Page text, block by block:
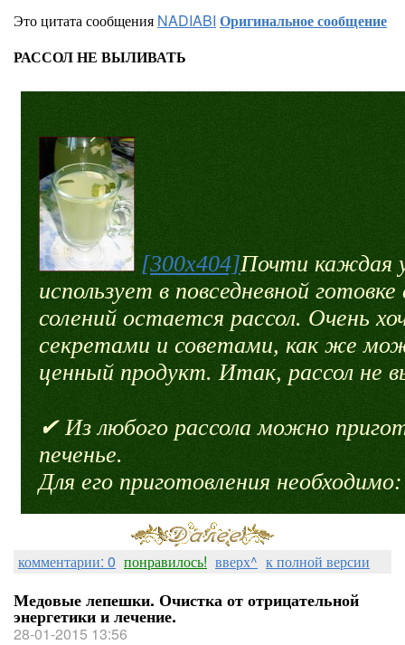
Это цитата сообщения NADIABI Оригинальное сообщение
РАССОЛ НЕ ВЫЛИВАТЬ
[300x404]Почти каждая
использует в повседневной
солений остается рассол. Очень
секретами и советами, как же
ценный продукт. Итак, рассол не
✔ Из любого рассола можно
печенье.
Для его приготовления необходимо:
комментарии: 0 понравилось! вверх^ к полной версии
Медовые лепешки. Очистка от отрицательной
энергетики и лечение.
28-01-2015 13:56